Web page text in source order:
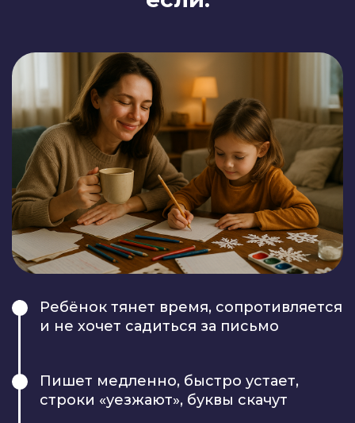
Ребёнок тянет время, сопротивляется
и не хочет садиться за письмо
Пишет медленно, быстро устает,
строки «уезжают», буквы скачут